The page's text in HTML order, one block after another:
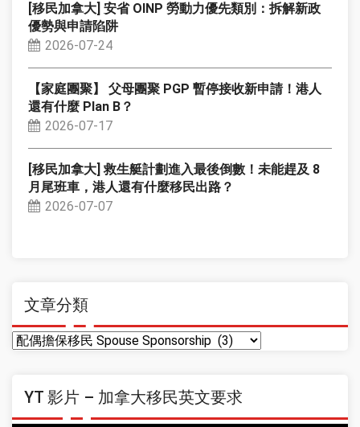
[移民加拿大] 安省 OINP 勞動力優先類別：拆解新政
優勢與申請陷阱
2026-07-24
【家庭團聚】 父母團聚 PGP 暫停接收新申請！港人
還有什麼 Plan B？
2026-07-17
[移民加拿大] 救生艇計劃進入最後倒數！未能趕及 8
月尾班車，港人還有什麼移民出路？
2026-07-07
文章分類
文
YT 影片 – 加拿大移民英文要求